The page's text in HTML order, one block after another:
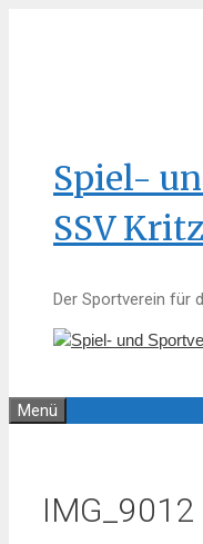
Spiel-
SSV
Der Sportverein für
Menü
IMG_9012